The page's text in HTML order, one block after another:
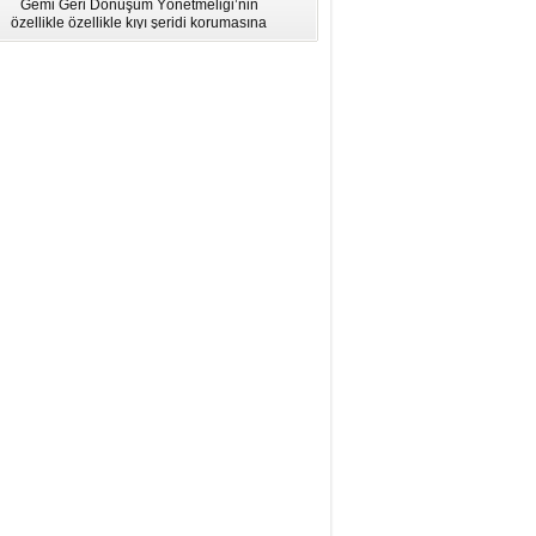
Gemi Geri Dönüşüm Yönetmeliği’nin
özellikle özellikle kıyı şeridi korumasına
ilişkin hükümlere uymadığı için AB